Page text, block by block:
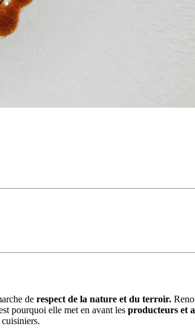
de respect de la nature et du terroir.
pourquoi elle met en avant les producteurs et